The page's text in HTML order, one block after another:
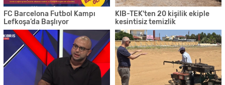
FC Barcelona Futbol Kampı
Lefkoşa’da Başlıyor
KIB-TEK'ten 20 kişilik ekiple
kesintisiz temizlik